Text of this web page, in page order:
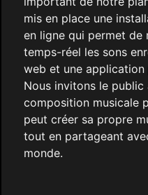
mis en place une
en ligne qui permet de
temps-réel les sons
web et une
Nous invitons le
composition musicale
peut créer sa propre
tout en partageant
monde.